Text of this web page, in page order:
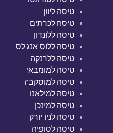
טיסה ליוון
טיסה לכרתים
טיסה ללונדון
טיסה ללוס אנג'לס
טיסה ללרנקה
טיסה למומבאי
טיסה למוסקבה
טיסה למילאנו
טיסה למינכן
טיסה לניו יורק
טיסה לסופיה